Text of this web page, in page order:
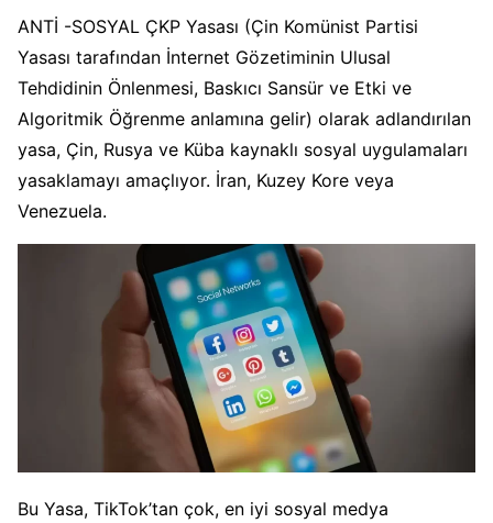
ANTİ -SOSYAL ÇKP Yasası (Çin Komünist Partisi
Yasası tarafından İnternet Gözetiminin Ulusal
Tehdidinin Önlenmesi, Baskıcı Sansür ve Etki ve
Algoritmik Öğrenme anlamına gelir) olarak adlandırılan
yasa, Çin, Rusya ve Küba kaynaklı sosyal uygulamaları
yasaklamayı amaçlıyor. İran, Kuzey Kore veya
Venezuela.
Bu Yasa, TikTok’tan çok, en iyi sosyal medya